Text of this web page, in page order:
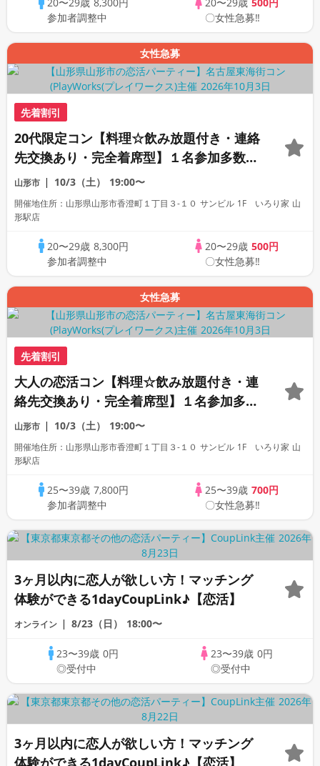
参加者調整中
〇女性急募‼
女性急募
先着割引
20代限定コン【料理☆飲み放題付き・連絡
先交換あり・完全着席型】１名参加多数・
初参加も大歓迎☆プレイワークス主催☆
山形市 10/3（土） 19:00〜
開催地住所：山形県山形市香澄町１丁目３-１０ サンビル 1F いろり家 山
形駅店
20〜29歳 8,300円
参加者調整中
20〜29歳 500円
〇女性急募‼
女性急募
先着割引
大人の恋活コン【料理☆飲み放題付き・連
絡先交換あり・完全着席型】１名参加多
数・初参加も大歓迎☆プレイワークス主催
☆
山形市 10/3（土） 19:00〜
開催地住所：山形県山形市香澄町１丁目３-１０ サンビル 1F いろり家 山
形駅店
25〜39歳 7,800円
参加者調整中
25〜39歳 700円
〇女性急募‼
3ヶ月以内に恋人が欲しい方！マッチング
体験ができる1dayCoupLink♪【恋活】
オンライン 8/23（日） 18:00〜
23〜39歳0円
◎受付中
23〜39歳 0円
◎受付中
3ヶ月以内に恋人が欲しい方！マッチング
体験ができる1dayCoupLink♪【恋活】